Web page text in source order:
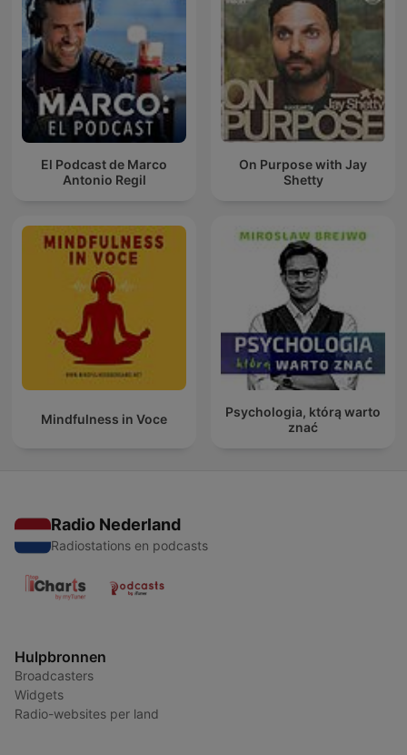
El Podcast de Marco
Antonio Regil
On Purpose with Jay
Shetty
Mindfulness in Voce
Psychologia, którą warto
znać
Radio Nederland
Radiostations en podcasts
Hulpbronnen
Broadcasters
Widgets
Radio-websites per land